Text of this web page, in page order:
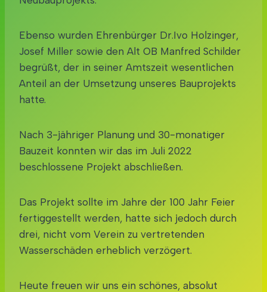
Ebenso wurden Ehrenbürger Dr.Ivo Holzinger,
Josef Miller sowie den Alt OB Manfred Schilder
begrüßt, der in seiner Amtszeit wesentlichen
Anteil an der Umsetzung unseres Bauprojekts
hatte.
Nach 3-jähriger Planung und 30-monatiger
Bauzeit konnten wir das im Juli 2022
beschlossene Projekt abschließen.
Das Projekt sollte im Jahre der 100 Jahr Feier
fertiggestellt werden, hatte sich jedoch durch
drei, nicht vom Verein zu vertretenden
Wasserschäden erheblich verzögert.
Heute freuen wir uns ein schönes, absolut